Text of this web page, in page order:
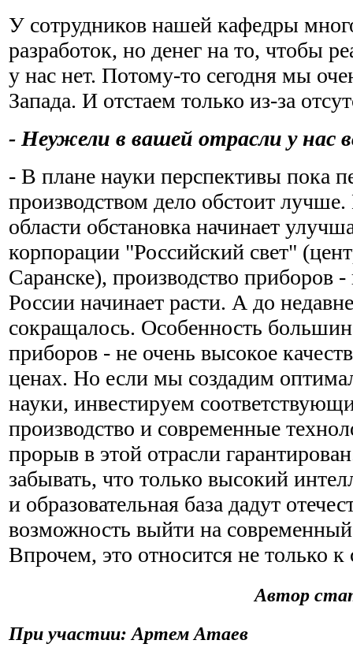
У сотрудников нашей кафедры
разработок, но денег на то, чтобы
у нас нет. Потому-то сегодня мы
Запада. И отстаем только из-за
- Неужели в вашей отрасли у нас
- В плане науки перспективы пока
производством дело обстоит
области обстановка начинает
корпорации "Российский свет"
Саранске), производство приборов -
России начинает расти. А до
сокращалось. Особенность
приборов - не очень высокое
ценах. Но если мы создадим
науки, инвестируем
производство и современные
прорыв в этой отрасли
забывать, что только высокий
и образовательная база дадут
возможность выйти на
Впрочем, это относится не только к
Автор
При участии: Артем Атаев